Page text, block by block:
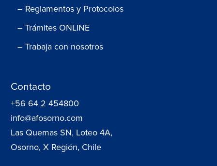
– Reglamentos y Protocolos
– Trámites ONLINE
– Trabaja con nosotros
Contacto
+56 64 2 454800
info@afosorno.com
Las Quemas SN, Loteo 4A,
Osorno, X Región, Chile